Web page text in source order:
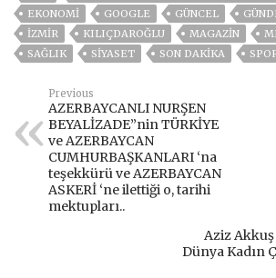
EKONOMİ
GOOGLE GÜNCEL
İZMIR
KILIÇDAROĞLU MAGAZİN
SAĞLIK
SİYASET SON DAKIKA
Previous
AZERBAYCANLI NURŞEN
BEYALİZADE”nin TÜRKİYE
ve AZERBAYCAN
CUMHURBAŞKANLARI ‘na
teşekkürü ve AZERBAYCAN
ASKERİ ‘ne ilettiği o, tarihi
mektupları..
Aziz Akkuş
Dünya Kadın